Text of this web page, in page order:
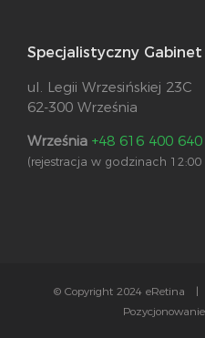
Specjalistyczny
ul. Legii Wrzesińskiej 23C
62-300 Września
Września +48 616 400 640
(rejestracja w godzinach 12:00
© Copyright 2024 eRetina |